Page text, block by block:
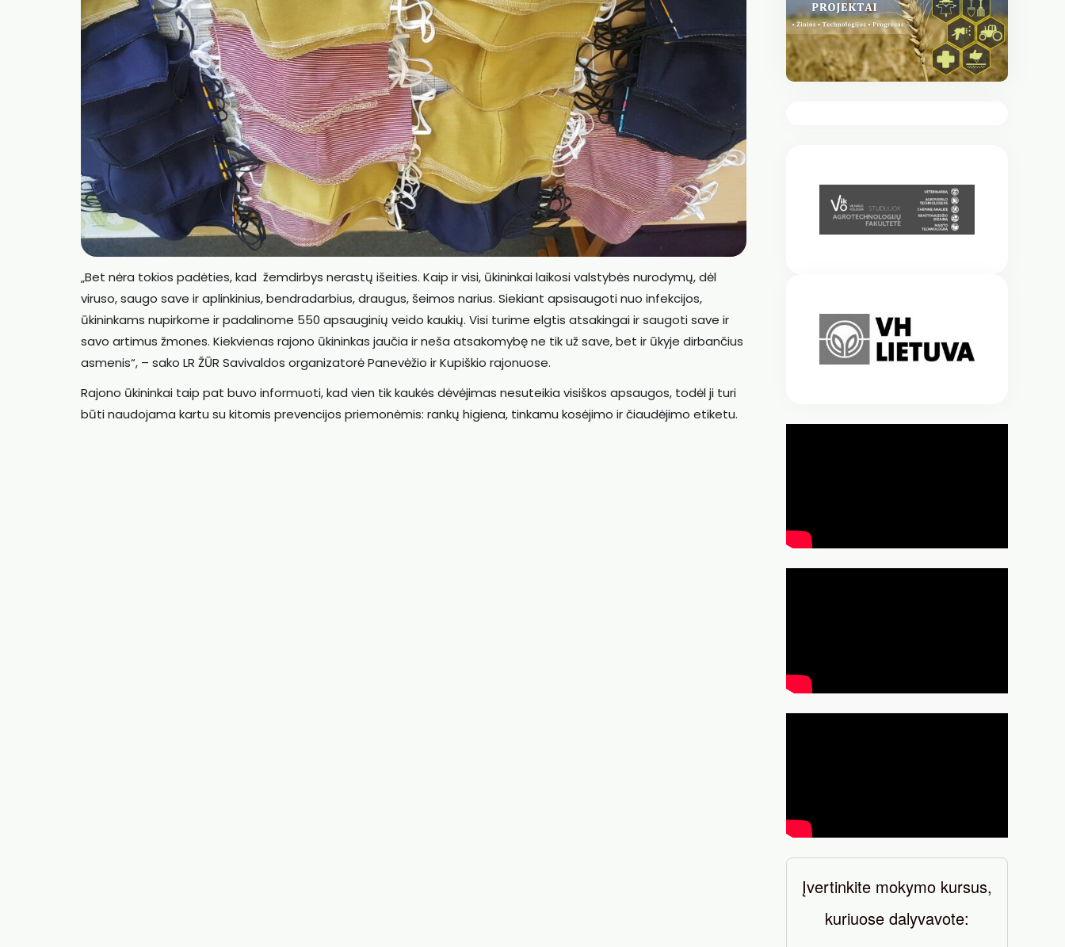
„Bet nėra tokios padėties, kad žemdirbys nerastų išeities. Kaip ir visi, ūkininkai laikosi valstybės nurodymų, dėl
viruso, saugo save ir aplinkinius, bendradarbius, draugus, šeimos narius. Siekiant apsisaugoti nuo infekcijos,
ūkininkams nupirkome ir padalinome 550 apsauginių veido kaukių. Visi turime elgtis atsakingai ir saugoti save ir
savo artimus žmones. Kiekvienas rajono ūkininkas jaučia ir neša atsakomybę ne tik už save, bet ir ūkyje dirbančius
asmenis“, – sako LR ŽŪR Savivaldos organizatorė Panevėžio ir Kupiškio rajonuose.
Rajono ūkininkai taip pat buvo informuoti, kad vien tik kaukės dėvėjimas nesuteikia visiškos apsaugos, todėl ji turi
būti naudojama kartu su kitomis prevencijos priemonėmis: rankų higiena, tinkamu kosėjimo ir čiaudėjimo etiketu.
Įvertinkite mokymo kursus,
kuriuose dalyvavote: